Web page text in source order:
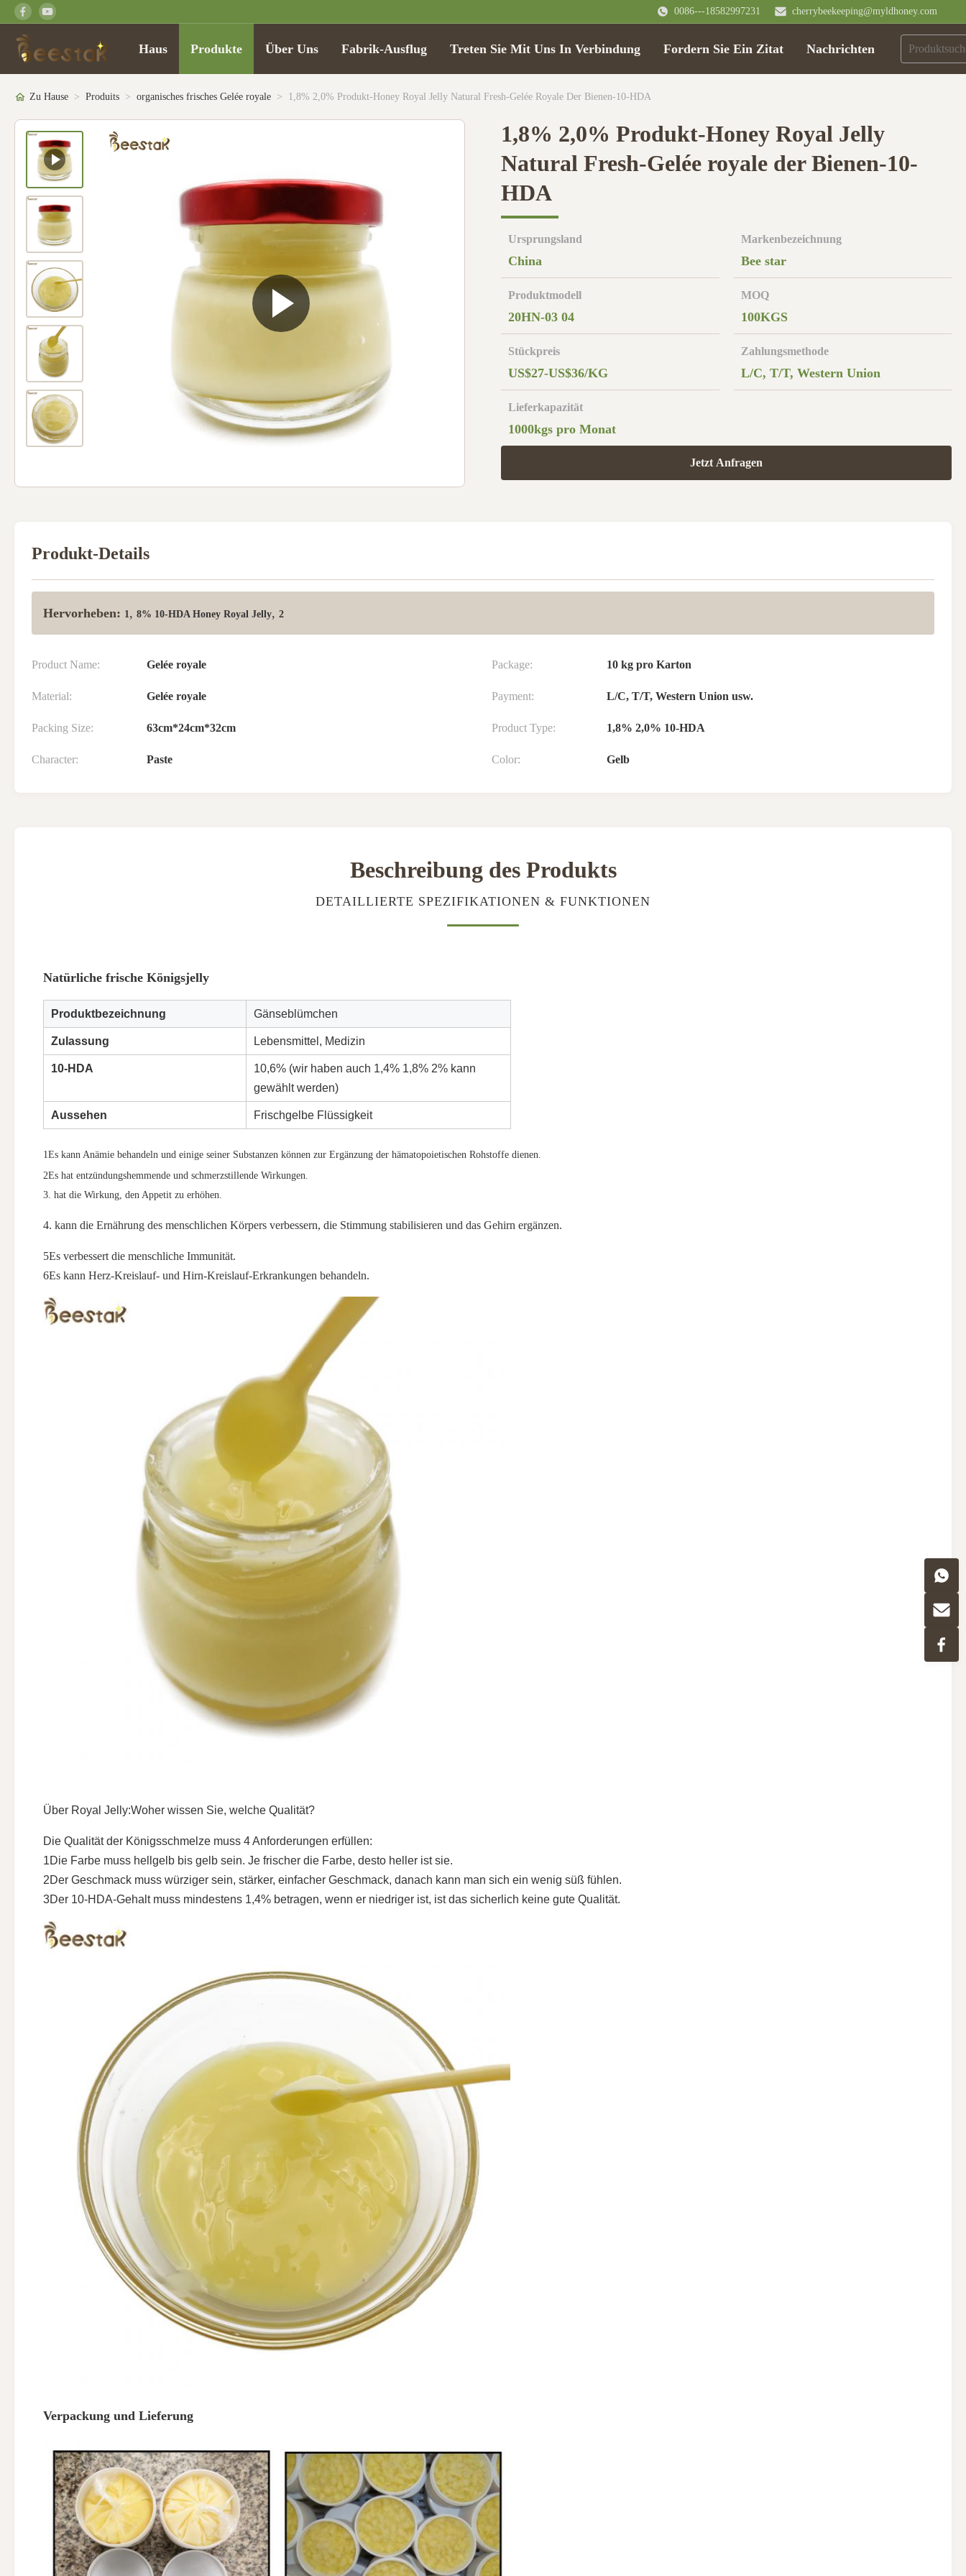
0086---18582997231 cherrybeekeeping@myldhoney.com
Haus Produkte Über Uns Fabrik-Ausflug Treten Sie Mit Uns In Verbindung Fordern Sie Ein Zitat Nachrichten
Zu Hause > Produits > organisches frisches Gelée royale > 1,8% 2,0% Produkt-Honey Royal Jelly Natural Fresh-Gelée Royale Der Bienen-10-HDA
1,8% 2,0% Produkt-Honey Royal Jelly
Natural Fresh-Gelée royale der Bienen-10-
HDA
Ursprungsland
China
Markenbezeichnung
Bee star
Produktmodell
20HN-03 04
MOQ
100KGS
Stückpreis
US$27-US$36/KG
Zahlungsmethode
L/C, T/T, Western Union
Lieferkapazität
1000kgs pro Monat
Jetzt Anfragen
Produkt-Details
Hervorheben: 1, 8% 10-HDA Honey Royal Jelly, 2
Product Name: Gelée royale Package: 10 kg pro Karton
Material: Gelée royale Payment: L/C, T/T, Western Union usw.
Packing Size: 63cm*24cm*32cm Product Type: 1,8% 2,0% 10-HDA
Character: Paste Color: Gelb
Beschreibung des Produkts
DETAILLIERTE SPEZIFIKATIONEN & FUNKTIONEN
Natürliche frische Königsjelly
Produktbezeichnung Gänseblümchen
Zulassung Lebensmittel, Medizin
10-HDA
10,6% (wir haben auch 1,4% 1,8% 2% kann
gewählt werden)
Aussehen Frischgelbe Flüssigkeit
1Es kann Anämie behandeln und einige seiner Substanzen können zur Ergänzung der hämatopoietischen Rohstoffe dienen.
2Es hat entzündungshemmende und schmerzstillende Wirkungen.
3. hat die Wirkung, den Appetit zu erhöhen.
4. kann die Ernährung des menschlichen Körpers verbessern, die Stimmung stabilisieren und das Gehirn ergänzen.
5Es verbessert die menschliche Immunität.
6Es kann Herz-Kreislauf- und Hirn-Kreislauf-Erkrankungen behandeln.
Über Royal Jelly:Woher wissen Sie, welche Qualität?
Die Qualität der Königsschmelze muss 4 Anforderungen erfüllen:
1Die Farbe muss hellgelb bis gelb sein. Je frischer die Farbe, desto heller ist sie.
2Der Geschmack muss würziger sein, stärker, einfacher Geschmack, danach kann man sich ein wenig süß fühlen.
3Der 10-HDA-Gehalt muss mindestens 1,4% betragen, wenn er niedriger ist, ist das sicherlich keine gute Qualität.
Verpackung und Lieferung